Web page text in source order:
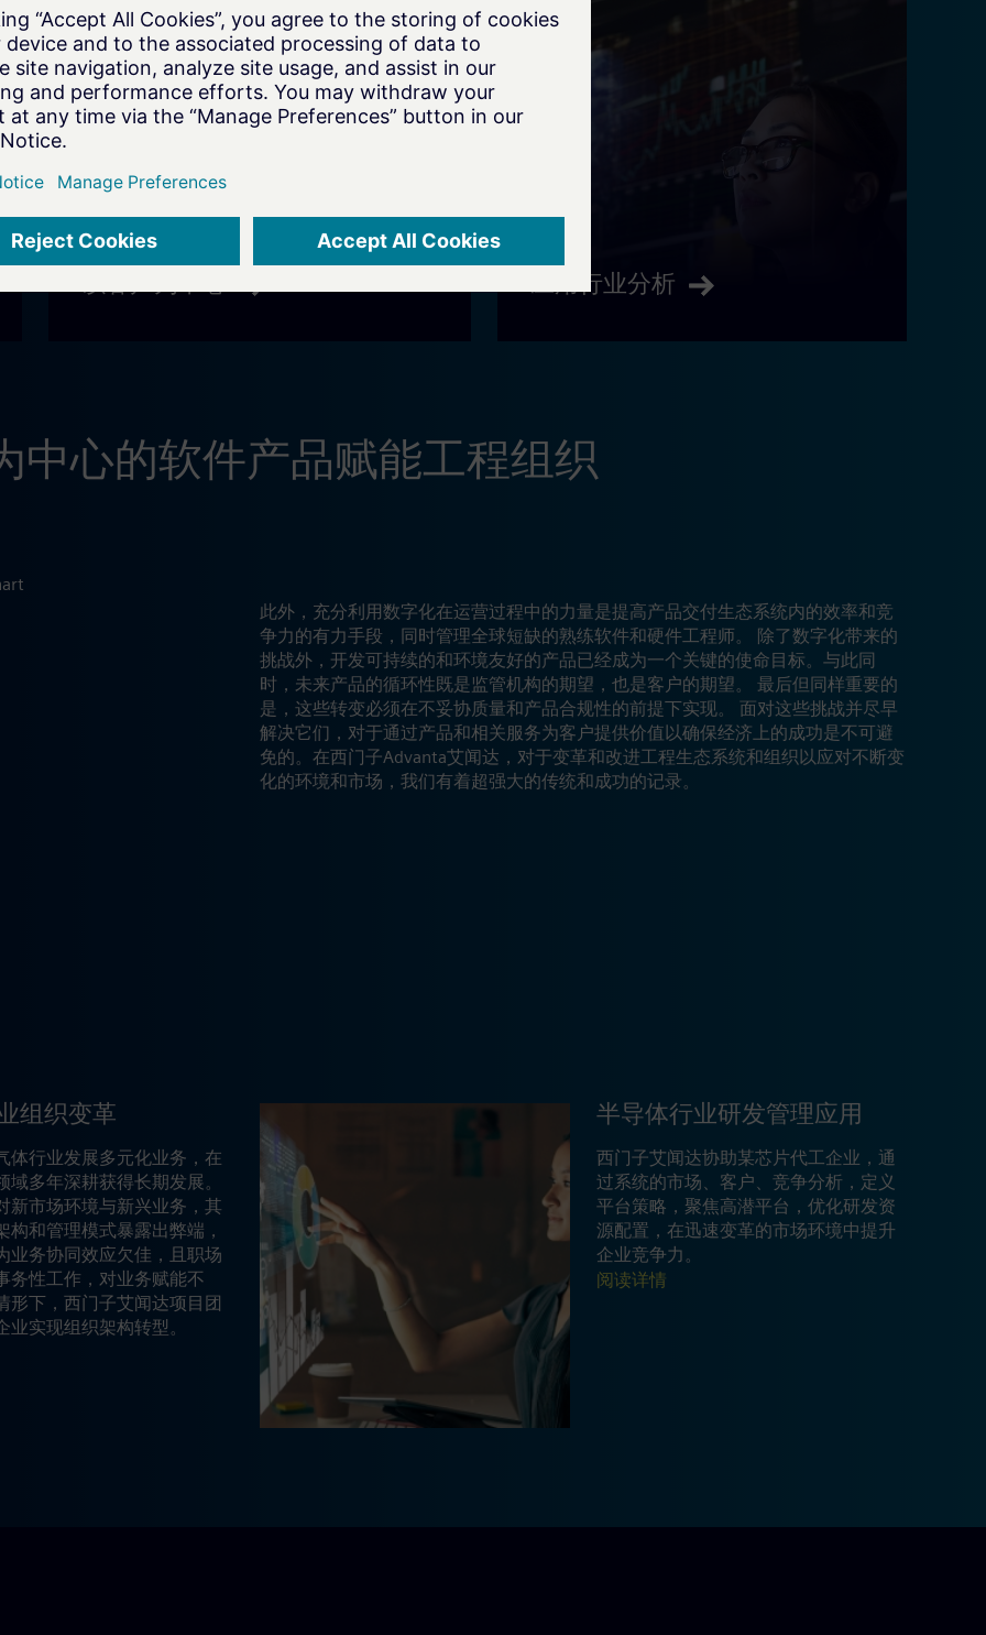
应用行业分析
中心的软件产品赋能工程组织
此外，充分利用数字化在运营过程中的力量是提高产品交付生态系统内的效率和竞
争力的有力手段，同时管理全球短缺的熟练软件和硬件工程师。 除了数字化带来的
挑战外，开发可持续的和环境友好的产品已经成为一个关键的使命目标。与此同
时，未来产品的循环性既是监管机构的期望，也是客户的期望。 最后但同样重要的
是，这些转变必须在不妥协质量和产品合规性的前提下实现。 面对这些挑战并尽早
解决它们，对于通过产品和相关服务为客户提供价值以确保经济上的成功是不可避
免的。在西门子Advanta艾闻达，对于变革和改进工程生态系统和组织以应对不断变
化的环境和市场，我们有着超强大的传统和成功的记录。
组织变革
体行业发展多元化业务，在
域多年深耕获得长期发展。
新市场环境与新兴业务，其
构和管理模式暴露出弊端，
业务协同效应欠佳，且职场
务性工作，对业务赋能不
形下，西门子艾闻达项目团
业实现组织架构转型。
半导体行业研发管理应用
西门子艾闻达协助某芯片代工企业，通
过系统的市场、客户、竞争分析，定义
平台策略，聚焦高潜平台，优化研发资
源配置，在迅速变革的市场环境中提升
企业竞争力。
阅读详情